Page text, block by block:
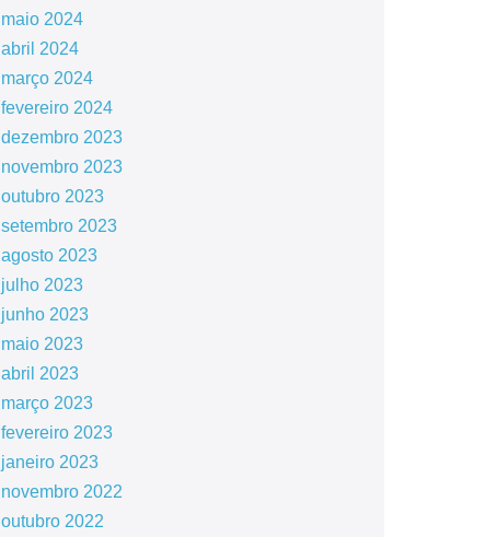
maio 2024
abril 2024
março 2024
fevereiro 2024
dezembro 2023
novembro 2023
outubro 2023
setembro 2023
agosto 2023
julho 2023
junho 2023
maio 2023
abril 2023
março 2023
fevereiro 2023
janeiro 2023
novembro 2022
outubro 2022